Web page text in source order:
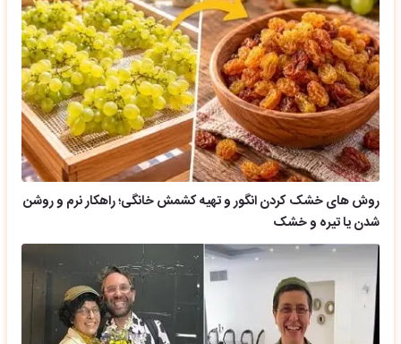
روش های خشک کردن انگور و تهیه کشمش خانگی؛ راهکار نرم و روشن
شدن یا تیره و خشک